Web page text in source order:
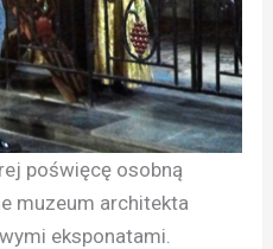
poświęcę osobną
muzeum architekta
eksponatami.